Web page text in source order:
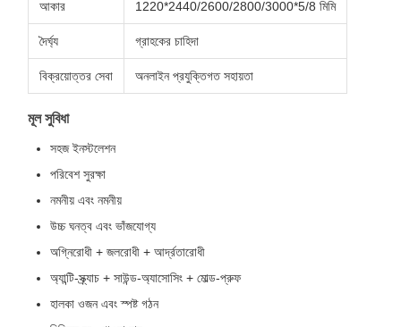
আকার 1220*2440/2600/2800/3000*5/8 মিমি
দৈর্ঘ্য গ্রাহকের চাহিদা
বিক্রয়োত্তর সেবা অনলাইন প্রযুক্তিগত সহায়তা
মূল সুবিধা
সহজ ইনস্টলেশন
পরিবেশ সুরক্ষা
নমনীয় এবং নমনীয়
উচ্চ ঘনত্ব এবং ভাঁজযোগ্য
অগ্নিরোধী + জলরোধী + আর্দ্রতারোধী
অ্যান্টি-স্ক্র্যাচ + সাউন্ড-অ্যাসোসিং + মোল্ড-প্রুফ
হালকা ওজন এবং স্পষ্ট গঠন